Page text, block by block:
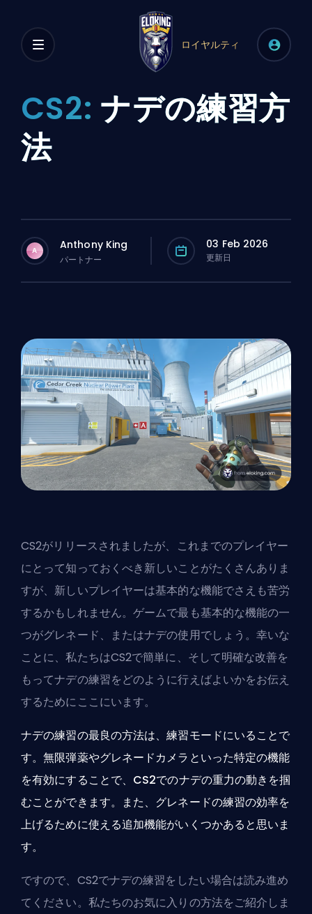
ロイヤルティ
CS2: ナデの練習方
法
A Anthony King
パートナー
03 Feb 2026
更新日
CS2がリリースされましたが、
これまでのプレイヤー
にとって知っておくべき新しいことがたくさんありま
すが、新しいプレイヤーは基本的な機能でさえも苦労
するかもしれません。ゲームで最も基本的な機能の一
つがグレネード、またはナデの使用でしょう。幸いな
ことに、私たちはCS2で簡単に、そして明確な改善を
もってナデの練習をどのように行えばよいかをお伝え
するためにここにいます。
ナデの練習の最良の方法は、練習モードにいることで
す。無限弾薬やグレネードカメラといった特定の機能
を有効にすることで、CS2でのナデの重力の動きを掴
むことができます。また、グレネードの練習の効率を
上げるために使える追加機能がいくつかあると思いま
す。
ですので、CS2でナデの練習をしたい場合は読み進め
てください。私たちのお気に入りの方法をご紹介しま